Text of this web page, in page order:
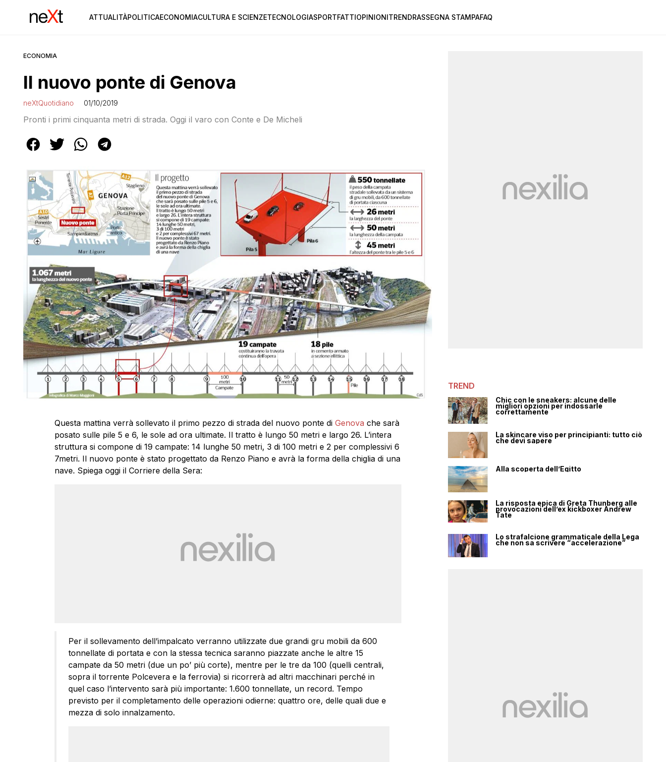
ATTUALITÀPOLITICAECONOMIACULTURA E SCIENZETECNOLOGIASPORTFATTIOPINIONITRENDRASSEGNA STAMPAFAQ
ECONOMIA
Il nuovo ponte di Genova
neXtQuotidiano 01/10/2019
Pronti i primi cinquanta metri di strada. Oggi il varo con Conte e De Micheli
Questa mattina verrà sollevato il primo pezzo di strada del nuovo ponte di Genova che sarà
posato sulle pile 5 e 6, le sole ad ora ultimate. Il tratto è lungo 50 metri e largo 26. L’intera
struttura si compone di 19 campate: 14 lunghe 50 metri, 3 di 100 metri e 2 per complessivi 6
7metri. Il nuovo ponte è stato progettato da Renzo Piano e avrà la forma della chiglia di una
nave. Spiega oggi il Corriere della Sera:
Per il sollevamento dell’impalcato verranno utilizzate due grandi gru mobili da 600
tonnellate di portata e con la stessa tecnica saranno piazzate anche le altre 15
campate da 50 metri (due un po’ più corte), mentre per le tre da 100 (quelli centrali,
sopra il torrente Polcevera e la ferrovia) si ricorrerà ad altri macchinari perché in
quel caso l’intervento sarà più importante: 1.600 tonnellate, un record. Tempo
previsto per il completamento delle operazioni odierne: quattro ore, delle quali due e
mezza di solo innalzamento.
TREND
Chic con le sneakers: alcune delle
migliori opzioni per indossarle
correttamente
La skincare viso per principianti: tutto ciò
che devi sapere
Alla scoperta dell’Egitto
La risposta epica di Greta Thunberg alle
provocazioni dell’ex kickboxer Andrew
Tate
Lo strafalcione grammaticale della Lega
che non sa scrivere “accelerazione”